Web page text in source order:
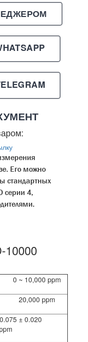
Его можно
стандартных
серии 4,
10000
10,000 ppm
ppm
± 0.020